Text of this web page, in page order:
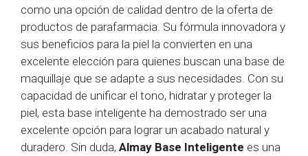
como una opción de calidad dentro de la oferta de
productos de parafarmacia. Su fórmula innovadora y
sus beneficios para la piel la convierten en una
excelente elección para quienes buscan una base de
maquillaje que se adapte a sus necesidades. Con su
capacidad de unificar el tono, hidratar y proteger la
piel, esta base inteligente ha demostrado ser una
excelente opción para lograr un acabado natural y
duradero. Sin duda, Almay Base Inteligente es una